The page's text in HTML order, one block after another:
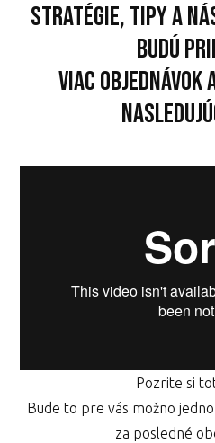
Stratégie, tipy a
budú
viac
Pozrite si
Bude to pre vás možno
za posledné